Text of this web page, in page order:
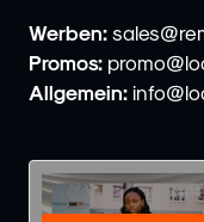
Werben:
Promos:
Allgemein: